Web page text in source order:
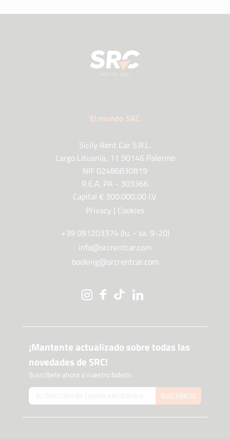
El mundo SRC
Sicily Rent Car S.R.L.
Largo Lituania, 11 90146 Palermo
NIF 02486830819
R.E.A. PA - 303366
Capital € 300.000,00 I.V.
Privacy | Cookies
+39 091203374 (lu. - sa. 9-20)
info@srcrentcar.com
booking@srcrentcar.com
¡Mantente actualizado sobre todas las
novedades de SRC!
Suscríbete ahora a nuestro boletín
SUSCRÍBETE